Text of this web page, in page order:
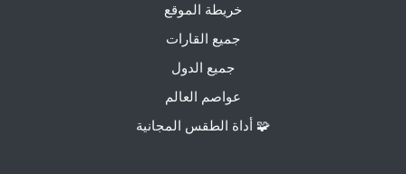
خريطة الموقع
جميع القارات
جميع الدول
عواصم العالم
🧩 أداة الطقس المجانية